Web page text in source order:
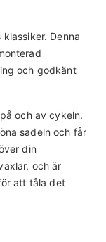
Denna
och godkänt
och av cykeln.
sadeln och får
din
och är
att tåla det